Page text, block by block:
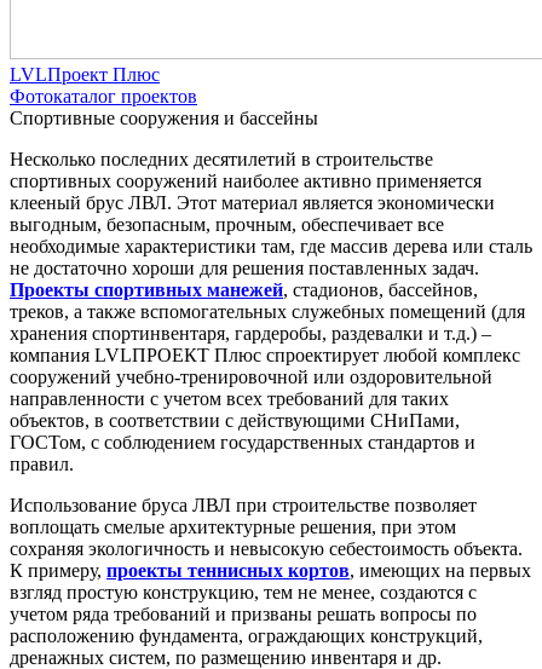
LVLПроект Плюс
Фотокаталог проектов
Спортивные сооружения и бассейны
Несколько последних десятилетий в строительстве
спортивных сооружений наиболее активно применяется
клееный брус ЛВЛ. Этот материал является экономически
выгодным, безопасным, прочным, обеспечивает все
необходимые характеристики там, где массив дерева или сталь
не достаточно хороши для решения поставленных задач.
Проекты спортивных манежей, стадионов, бассейнов,
треков, а также вспомогательных служебных помещений (для
хранения спортинвентаря, гардеробы, раздевалки и т.д.) –
компания LVLПРОЕКТ Плюс спроектирует любой комплекс
сооружений учебно-тренировочной или оздоровительной
направленности с учетом всех требований для таких
объектов, в соответствии с действующими СНиПами,
ГОСТом, с соблюдением государственных стандартов и
правил.
Использование бруса ЛВЛ при строительстве позволяет
воплощать смелые архитектурные решения, при этом
сохраняя экологичность и невысокую себестоимость объекта.
К примеру, проекты теннисных кортов, имеющих на первых
взгляд простую конструкцию, тем не менее, создаются с
учетом ряда требований и призваны решать вопросы по
расположению фундамента, ограждающих конструкций,
дренажных систем, по размещению инвентаря и др.